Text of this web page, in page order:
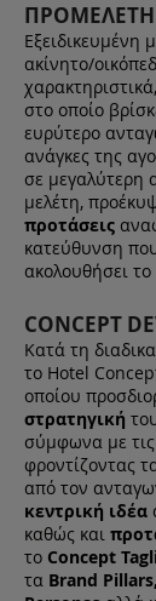
Εξειδικευμένη
ακίνητο/
στο οποίο
ευρύτερο
ανάγκες της
σε μεγαλύτερη
μελέτη,
προτάσεις
κατεύθυνση
ακολουθήσει
CONCEPT
Κατά τη
το Hotel
οποίου
στρατηγική
σύμφωνα με τις
φροντίζοντας
από τον
κεντρική ιδέα
καθώς και
το Concept
τα Brand Pillars,